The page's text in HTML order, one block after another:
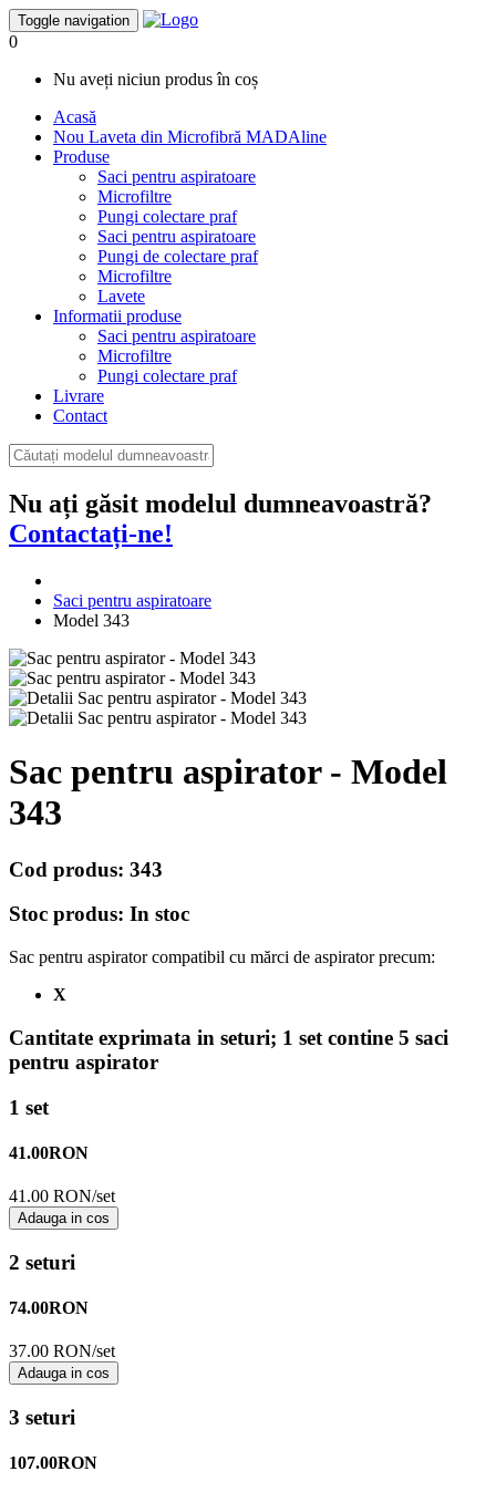
Toggle navigation
0
Nu aveți niciun produs în coș
Acasă
Nou Laveta din Microfibră MADAline
Produse
Saci pentru aspiratoare
Microfiltre
Pungi colectare praf
Saci pentru aspiratoare
Pungi de colectare praf
Microfiltre
Lavete
Informatii produse
Saci pentru aspiratoare
Microfiltre
Pungi colectare praf
Livrare
Contact
Nu ați găsit modelul dumneavoastră?
Contactați-ne!
Saci pentru aspiratoare
Model 343
Sac pentru aspirator - Model
343
Cod produs: 343
Stoc produs: In stoc
Sac pentru aspirator compatibil cu mărci de aspirator precum:
X
Cantitate exprimata in seturi; 1 set contine 5 saci
pentru aspirator
1 set
41.00RON
41.00 RON/set
Adauga in cos
2 seturi
74.00RON
37.00 RON/set
Adauga in cos
3 seturi
107.00RON